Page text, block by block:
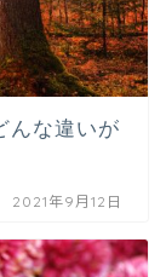
んな違いが
2021年9月12日